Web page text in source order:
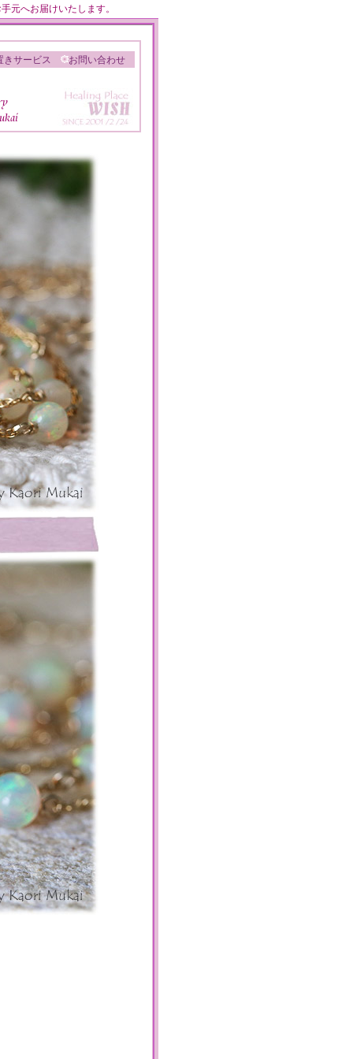
元へお届けいたします。
きサービス お問い合わせ